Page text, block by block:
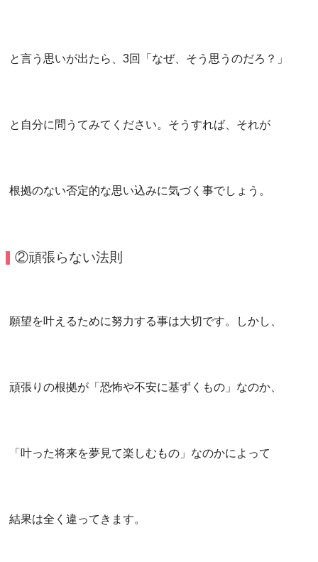
と言う思いが出たら、3回「なぜ、そう思うのだろ？」
と自分に問うてみてください。そうすれば、それが
根拠のない否定的な思い込みに気づく事でしょう。
②頑張らない法則
願望を叶えるために努力する事は大切です。しかし、
頑張りの根拠が「恐怖や不安に基ずくもの」なのか、
「叶った将来を夢見て楽しむもの」なのかによって
結果は全く違ってきます。